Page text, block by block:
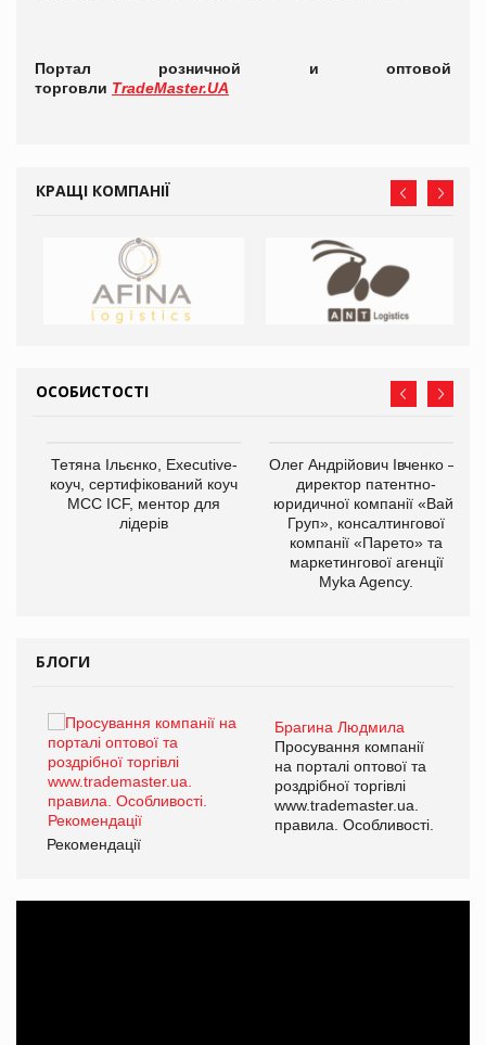
Портал розничной и оптовой
торговли TradeMaster.UA
КРАЩІ КОМПАНІЇ
ОСОБИСТОСТІ
Тетяна Ільєнко, Executive-
коуч, сертифікований коуч
МСС ICF, ментор для
лідерів
Олег Андрійович Івченко —
директор патентно-
юридичної компанії «Вайз
Груп», консалтингової
компанії «Парето» та
маркетингової агенції
Myka Agency.
БЛОГИ
Брагина Людмила
Просування компанії
на порталі оптової та
роздрібної торгівлі
www.trademaster.ua.
правила. Особливості.
Рекомендації